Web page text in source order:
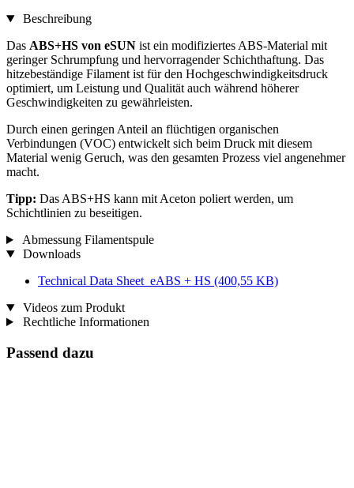
Beschreibung
Das ABS+HS von eSUN ist ein modifiziertes ABS-Material mit
geringer Schrumpfung und hervorragender Schichthaftung. Das
hitzebeständige Filament ist für den Hochgeschwindigkeitsdruck
optimiert, um Leistung und Qualität auch während höherer
Geschwindigkeiten zu gewährleisten.
Durch einen geringen Anteil an flüchtigen organischen
Verbindungen (VOC) entwickelt sich beim Druck mit diesem
Material wenig Geruch, was den gesamten Prozess viel angenehmer
macht.
Tipp: Das ABS+HS kann mit Aceton poliert werden, um
Schichtlinien zu beseitigen.
Abmessung Filamentspule
Downloads
Technical Data Sheet_eABS + HS (400,55 KB)
Videos zum Produkt
Rechtliche Informationen
Passend dazu